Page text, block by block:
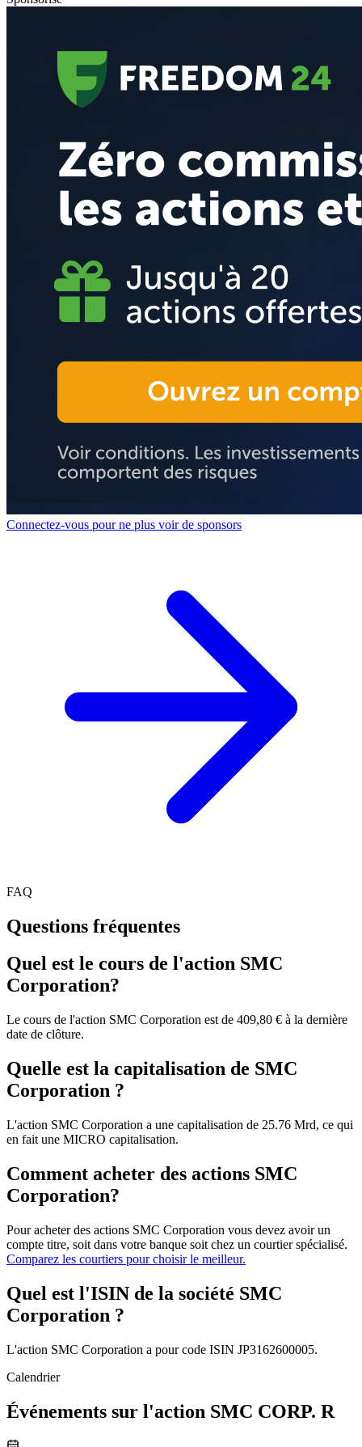
Connectez-vous pour ne plus voir de sponsors
FAQ
Questions fréquentes
Quel est le cours de l'action SMC
Corporation?
Le cours de l'action SMC Corporation est de 409,80 € à la dernière
date de clôture.
Quelle est la capitalisation de SMC
Corporation ?
L'action SMC Corporation a une capitalisation de 25.76 Mrd, ce qui
en fait une MICRO capitalisation.
Comment acheter des actions SMC
Corporation?
Pour acheter des actions SMC Corporation vous devez avoir un
compte titre, soit dans votre banque soit chez un courtier spécialisé.
Comparez les courtiers pour choisir le meilleur.
Quel est l'ISIN de la société SMC
Corporation ?
L'action SMC Corporation a pour code ISIN JP3162600005.
Calendrier
Événements sur l'action SMC CORP. R